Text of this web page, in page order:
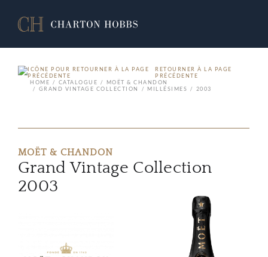
RETOURNER À LA PAGE
PRÉCÉDENTE
HOME
CATALOGUE
MOËT & CHANDON
GRAND VINTAGE COLLECTION
MILLÉSIMES 2003
MOËT & CHANDON
Grand Vintage Collection
2003